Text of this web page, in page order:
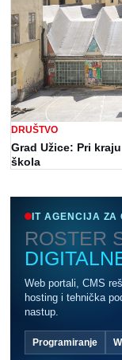
DRUŠTVO
Grad Užice: Pri
škola
IT AGENCIJA ZA
ROSTER
Web portali, CMS
hosting i tehnička
nastup.
Programiranje